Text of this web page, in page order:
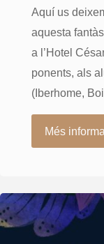
Aquí us
aquesta
a l’Hotel
ponents, als
(Iberhome,
Més